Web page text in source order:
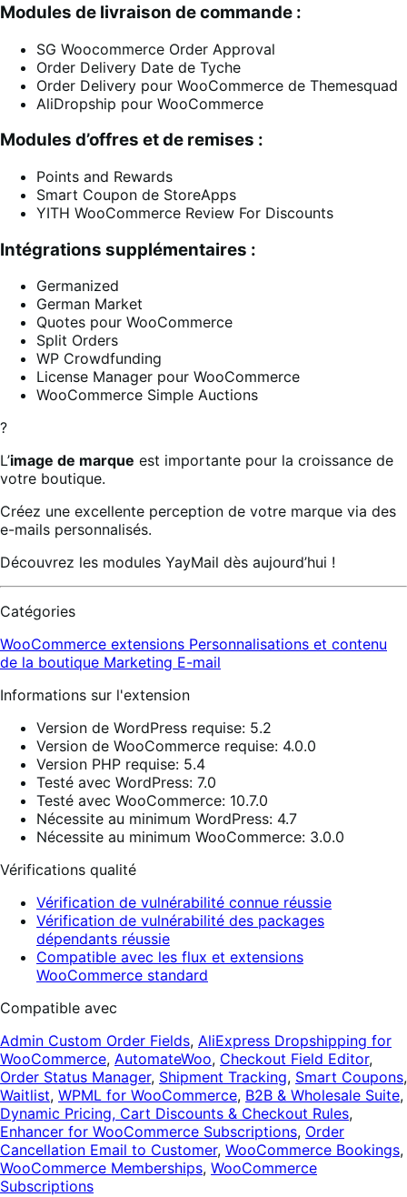
Modules de livraison de commande :
SG Woocommerce Order Approval
Order Delivery Date de Tyche
Order Delivery pour WooCommerce de Themesquad
AliDropship pour WooCommerce
Modules d’offres et de remises :
Points and Rewards
Smart Coupon de StoreApps
YITH WooCommerce Review For Discounts
Intégrations supplémentaires :
Germanized
German Market
Quotes pour WooCommerce
Split Orders
WP Crowdfunding
License Manager pour WooCommerce
WooCommerce Simple Auctions
?
L’image de marque est importante pour la croissance de
votre boutique.
Créez une excellente perception de votre marque via des
e-mails personnalisés.
Découvrez les modules YayMail dès aujourd’hui !
Catégories
WooCommerce extensions Personnalisations et contenu
de la boutique Marketing E-mail
Informations sur l'extension
Version de WordPress requise: 5.2
Version de WooCommerce requise: 4.0.0
Version PHP requise: 5.4
Testé avec WordPress: 7.0
Testé avec WooCommerce: 10.7.0
Nécessite au minimum WordPress: 4.7
Nécessite au minimum WooCommerce: 3.0.0
Vérifications qualité
Vérification de vulnérabilité connue réussie
Vérification de vulnérabilité des packages
dépendants réussie
Compatible avec les flux et extensions
WooCommerce standard
Compatible avec
Admin Custom Order Fields, AliExpress Dropshipping for
WooCommerce, AutomateWoo, Checkout Field Editor,
Order Status Manager, Shipment Tracking, Smart Coupons,
Waitlist, WPML for WooCommerce, B2B & Wholesale Suite,
Dynamic Pricing, Cart Discounts & Checkout Rules,
Enhancer for WooCommerce Subscriptions, Order
Cancellation Email to Customer, WooCommerce Bookings,
WooCommerce Memberships, WooCommerce
Subscriptions